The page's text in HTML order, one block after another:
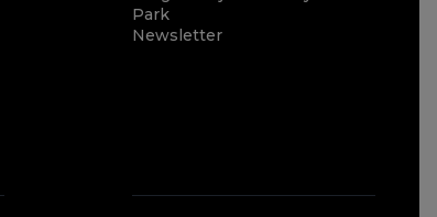
Park
Newsletter